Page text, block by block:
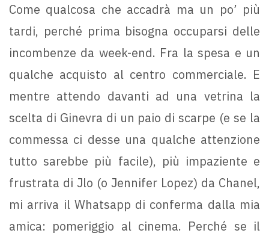
Come qualcosa che accadrà ma un po’ più
tardi, perché prima bisogna occuparsi delle
incombenze da week-end. Fra la spesa e un
qualche acquisto al centro commerciale. E
mentre attendo davanti ad una vetrina la
scelta di Ginevra di un paio di scarpe (e se la
commessa ci desse una qualche attenzione
tutto sarebbe più facile), più impaziente e
frustrata di Jlo (o Jennifer Lopez) da Chanel,
mi arriva il Whatsapp di conferma dalla mia
amica: pomeriggio al cinema. Perché se il